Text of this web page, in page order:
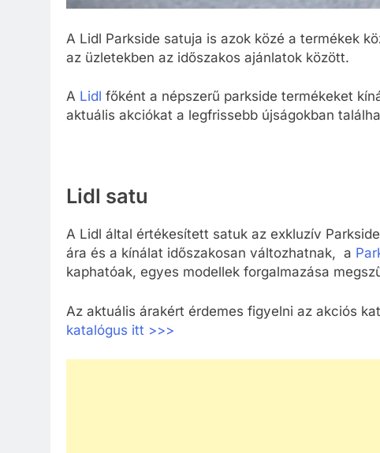
A Lidl Parkside satuja is azok közé a termékek
az üzletekben az időszakos ajánlatok között.
A Lidl főként a népszerű parkside termékeket
aktuális akciókat a legfrissebb újságokban
Lidl satu
A Lidl által értékesített satuk az exkluzív
ára és a kínálat időszakosan változhatnak, a
kaphatóak, egyes modellek forgalmazása
Az aktuális árakért érdemes figyelni az akciós
katalógus itt >>>